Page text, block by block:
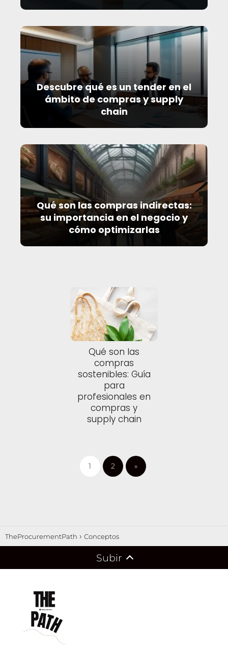
Descubre qué es un tender en el
ámbito de compras y supply
chain
Qué son las compras indirectas:
su importancia en el negocio y
cómo optimizarlas
Qué son las
compras
sostenibles: Guía
para
profesionales en
compras y
supply chain
1 2 »
TheProcurementPath Conceptos
Subir